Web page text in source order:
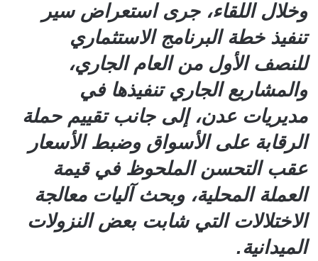
وخلال اللقاء، جرى استعراض سير
تنفيذ خطة البرنامج الاستثماري
للنصف الأول من العام الجاري،
والمشاريع الجاري تنفيذها في
مديريات عدن، إلى جانب تقييم حملة
الرقابة على الأسواق وضبط الأسعار
عقب التحسن الملحوظ في قيمة
العملة المحلية، وبحث آليات معالجة
الاختلالات التي شابت بعض النزولات
الميدانية.